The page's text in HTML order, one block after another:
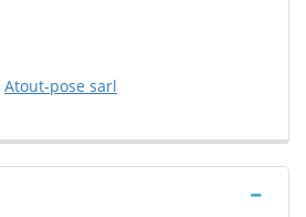
Atout-pose sarl